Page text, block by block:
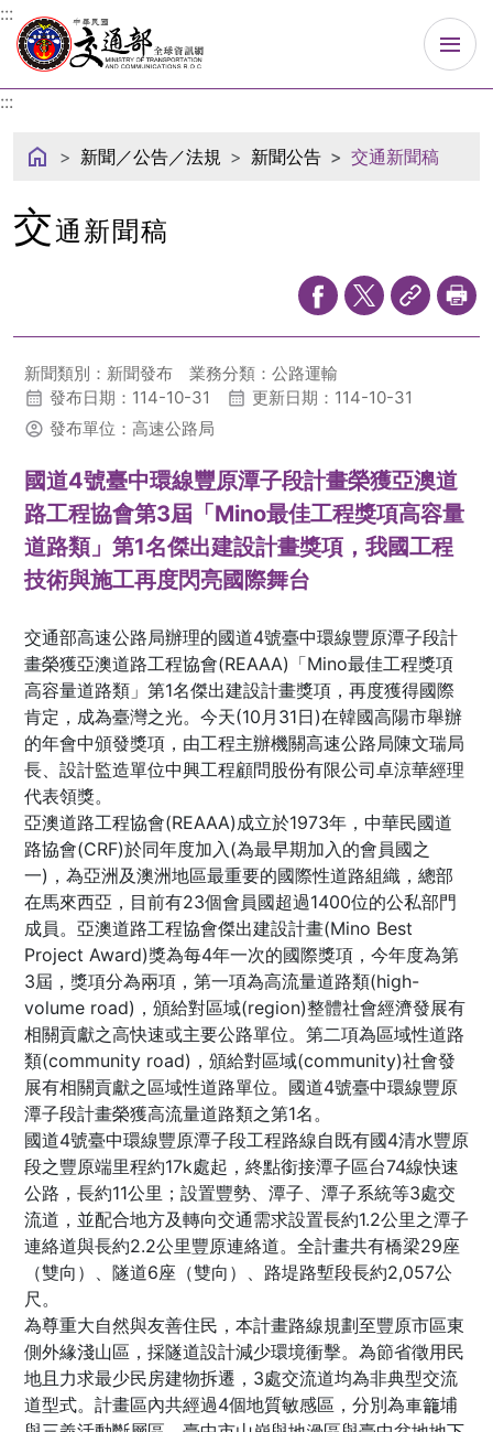
中華民國交通部
:::
:::
新聞／公告／法規 新聞公告 交通新聞稿
交通新聞稿
新聞類別：新聞發布
業務分類：公路運輸
發布日期：114-10-31
更新日期：114-10-31
發布單位：高速公路局
國道4號臺中環線豐原潭子段計畫榮獲亞澳道
路工程協會第3屆「Mino最佳工程獎項高容量
道路類」第1名傑出建設計畫獎項，我國工程
技術與施工再度閃亮國際舞台
交通部高速公路局辦理的國道4號臺中環線豐原潭子段計
畫榮獲亞澳道路工程協會(REAAA)「Mino最佳工程獎項
高容量道路類」第1名傑出建設計畫獎項，再度獲得國際
肯定，成為臺灣之光。今天(10月31日)在韓國高陽市舉辦
的年會中頒發獎項，由工程主辦機關高速公路局陳文瑞局
長、設計監造單位中興工程顧問股份有限公司卓涼華經理
代表領獎。
亞澳道路工程協會(REAAA)成立於1973年，中華民國道
路協會(CRF)於同年度加入(為最早期加入的會員國之
一)，為亞洲及澳洲地區最重要的國際性道路組織，總部
在馬來西亞，目前有23個會員國超過1400位的公私部門
成員。亞澳道路工程協會傑出建設計畫(Mino Best
Project Award)獎為每4年一次的國際獎項，今年度為第
3屆，獎項分為兩項，第一項為高流量道路類(high-
volume road)，頒給對區域(region)整體社會經濟發展有
相關貢獻之高快速或主要公路單位。第二項為區域性道路
類(community road)，頒給對區域(community)社會發
展有相關貢獻之區域性道路單位。國道4號臺中環線豐原
潭子段計畫榮獲高流量道路類之第1名。
國道4號臺中環線豐原潭子段工程路線自既有國4清水豐原
段之豐原端里程約17k處起，終點銜接潭子區台74線快速
公路，長約11公里；設置豐勢、潭子、潭子系統等3處交
流道，並配合地方及轉向交通需求設置長約1.2公里之潭子
連絡道與長約2.2公里豐原連絡道。全計畫共有橋梁29座
（雙向）、隧道6座（雙向）、路堤路塹段長約2,057公
尺。
為尊重大自然與友善住民，本計畫路線規劃至豐原市區東
側外緣淺山區，採隧道設計減少環境衝擊。為節省徵用民
地且力求最少民房建物拆遷，3處交流道均為非典型交流
道型式。計畫區內共經過4個地質敏感區，分別為車籠埔